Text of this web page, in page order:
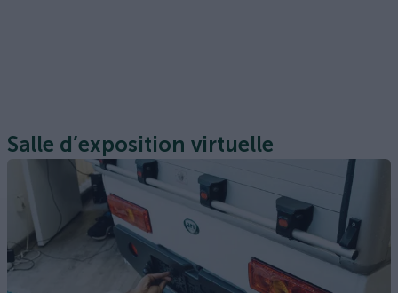
Salle d’exposition virtuelle